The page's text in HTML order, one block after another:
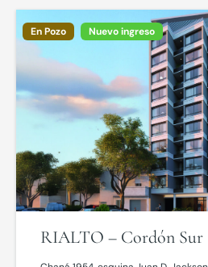
En Pozo Nuevo ingreso
RIALTO – Cordón Sur